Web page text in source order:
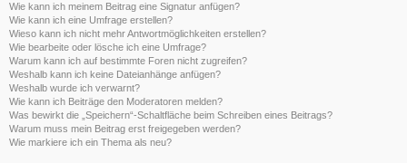
Wie kann ich meinem Beitrag eine Signatur anfügen?
Wie kann ich eine Umfrage erstellen?
Wieso kann ich nicht mehr Antwortmöglichkeiten erstellen?
Wie bearbeite oder lösche ich eine Umfrage?
Warum kann ich auf bestimmte Foren nicht zugreifen?
Weshalb kann ich keine Dateianhänge anfügen?
Weshalb wurde ich verwarnt?
Wie kann ich Beiträge den Moderatoren melden?
Was bewirkt die „Speichern“-Schaltfläche beim Schreiben eines Beitrags?
Warum muss mein Beitrag erst freigegeben werden?
Wie markiere ich ein Thema als neu?